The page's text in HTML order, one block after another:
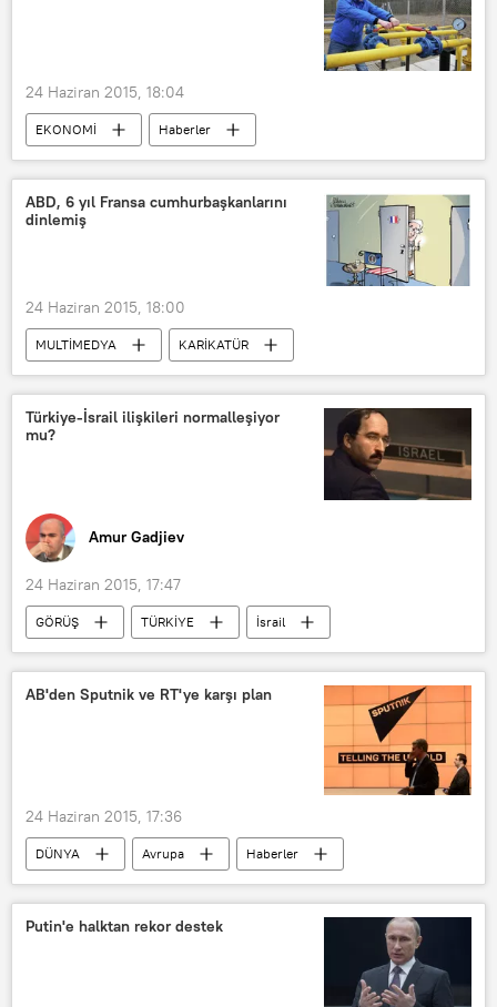
24 Haziran 2015, 18:04
EKONOMİ
Haberler
TÜRKİYE
ABD, 6 yıl Fransa cumhurbaşkanlarını
dinlemiş
24 Haziran 2015, 18:00
MULTİMEDYA
KARİKATÜR
Fransa
Türkiye-İsrail ilişkileri normalleşiyor
mu?
Amur Gadjiev
24 Haziran 2015, 17:47
GÖRÜŞ TÜRKİYE
İsrail
Dore Gold
Feridun Sinirlioğlu
AB'den Sputnik ve RT'ye karşı plan
24 Haziran 2015, 17:36
DÜNYA Avrupa
Haberler
Rusya
Sputnik
Putin'e halktan rekor destek